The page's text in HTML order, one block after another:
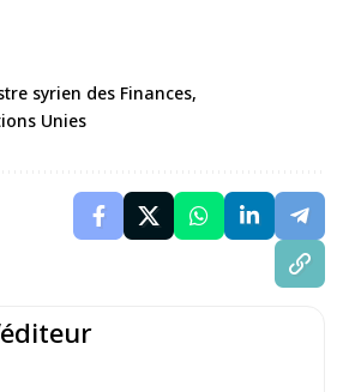
syrien des Finances
Unies